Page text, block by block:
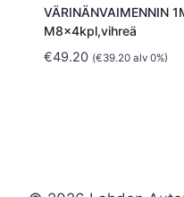
VÄRINÄNVAIMENNIN
M8x4kpl,vihreä
€49.20 (€39.20alv 0%)